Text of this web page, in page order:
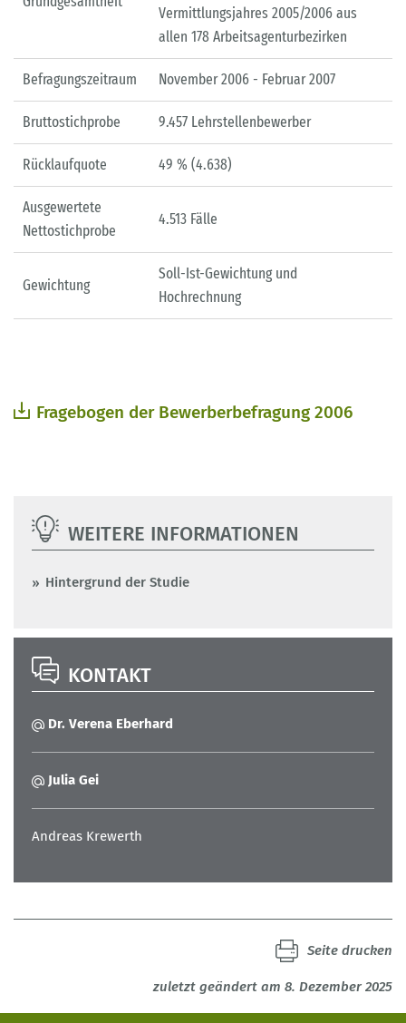
Vermittlungsjahres 2005/2006 aus
allen 178 Arbeitsagenturbezirken
Befragungszeitraum November 2006 - Februar 2007
Bruttostichprobe 9.457 Lehrstellenbewerber
Rücklaufquote 49 % (4.638)
Ausgewertete
Nettostichprobe
4.513 Fälle
Gewichtung
Soll-Ist-Gewichtung und
Hochrechnung
Fragebogen der Bewerberbefragung 2006
WEITERE INFORMATIONEN
Hintergrund der Studie
KONTAKT
Dr. Verena Eberhard
Julia Gei
Andreas Krewerth
zuletzt geändert am 8. Dezember 2025
Seite drucken